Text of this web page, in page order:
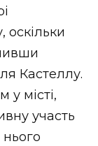
оскільки
Кастеллу.
у місті,
участь
нього